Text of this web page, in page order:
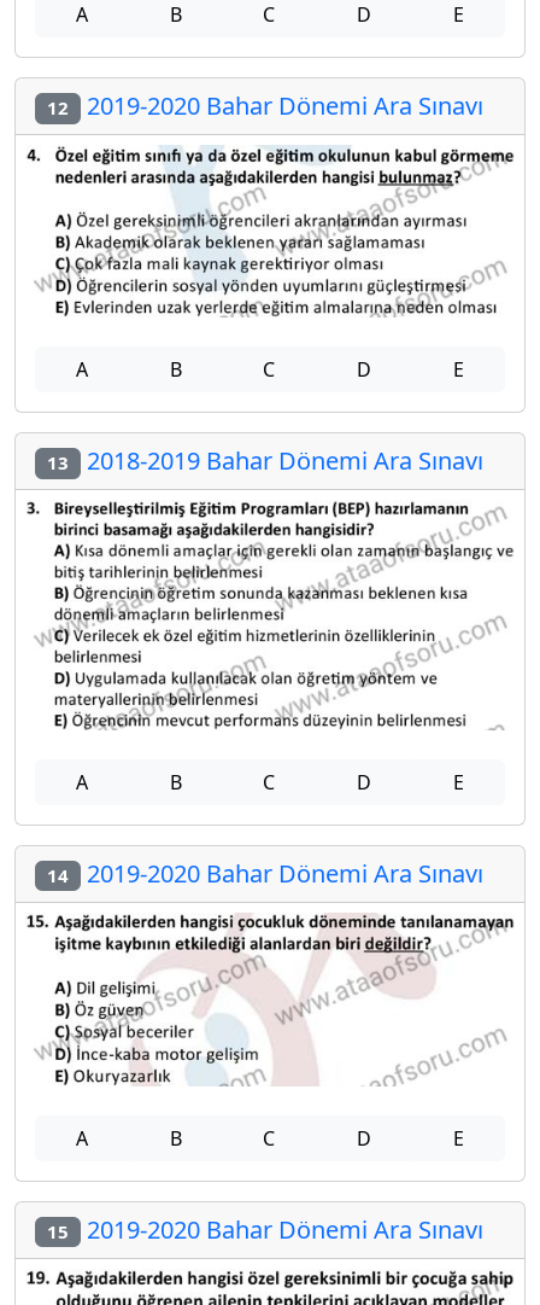
A B C D E
12 2019-2020 Bahar Dönemi Ara Sınavı
A B C D E
13 2018-2019 Bahar Dönemi Ara Sınavı
A B C D E
14 2019-2020 Bahar Dönemi Ara Sınavı
A B C D E
15 2019-2020 Bahar Dönemi Ara Sınavı